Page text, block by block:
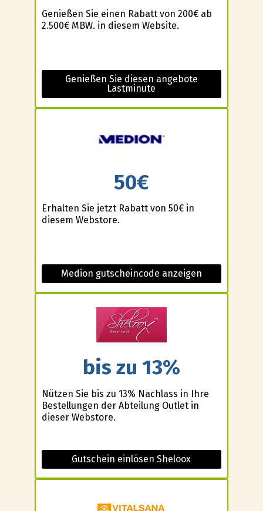
Genießen Sie einen Rabatt von 200€ ab
2.500€ MBW. in diesem Website.
Genießen Sie diesen angebote
Lastminute
50€
Erhalten Sie jetzt Rabatt von 50€ in
diesem Webstore.
Medion gutscheincode anzeigen
bis zu 13%
Nützen Sie bis zu 13% Nachlass in Ihre
Bestellungen der Abteilung Outlet in
dieser Webstore.
Gutschein einlösen Sheloox